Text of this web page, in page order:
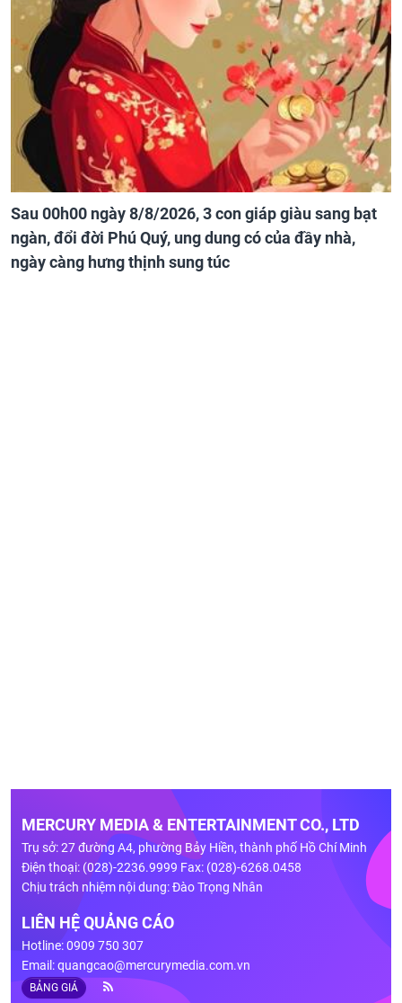
Sau 00h00 ngày 8/8/2026, 3 con giáp giàu sang bạt
ngàn, đổi đời Phú Quý, ung dung có của đầy nhà,
ngày càng hưng thịnh sung túc
MERCURY MEDIA & ENTERTAINMENT CO., LTD
Trụ sở: 27 đường A4, phường Bảy Hiền, thành phố Hồ Chí Minh
Điện thoại: (028)-2236.9999 Fax: (028)-6268.0458
Chịu trách nhiệm nội dung: Đào Trọng Nhân
LIÊN HỆ QUẢNG CÁO
Hotline: 0909 750 307
Email:quangcao@mercurymedia.com.vn
BẢNG GIÁ